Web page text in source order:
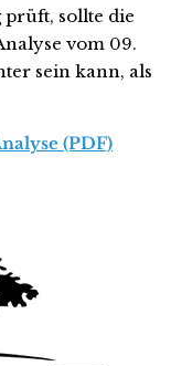
prüft, sollte die
vom 09.
sein kann, als
(PDF)